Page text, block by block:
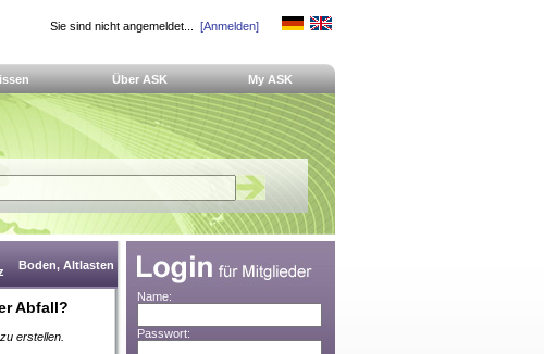
Sie sind nicht angemeldet... [Anmelden]
Über ASK My ASK
Boden, Altlasten
Abfall?
erstellen.
Name:
Passwort: